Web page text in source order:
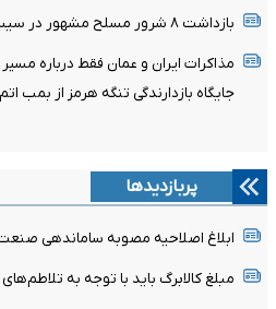
بازداشت ۸ شرور مسلح مشهور در سیستان و بلوچستان
مذاکرات ایران و عمان فقط درباره
جایگاه بازدارندگی تنگه هرمز از بمب
پربازدیدها
ابلاغ اصلاحیه مصوبه ساماندهی
مبلغ کالابرگ باید با توجه به